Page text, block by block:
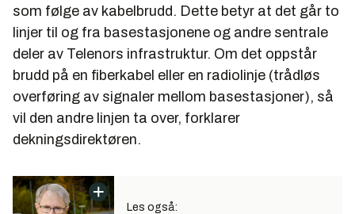
som følge av kabelbrudd. Dette betyr at det går to
linjer til og fra basestasjonene og andre sentrale
deler av Telenors infrastruktur. Om det oppstår
brudd på en fiberkabel eller en radiolinje (trådløs
overføring av signaler mellom basestasjoner), så
vil den andre linjen ta over, forklarer
dekningsdirektøren.
Les også: